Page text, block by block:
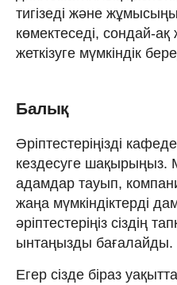
тигізеді және
көмектеседі, сондай-
жеткізуге мүмкіндік
Балық
Әріптестеріңізді
кездесуге шақырыңыз.
адамдар тауып,
жаңа мүмкіндіктерді
әріптестеріңіз сіздің
ынтаңызды бағалайды.
Егер сізде біраз